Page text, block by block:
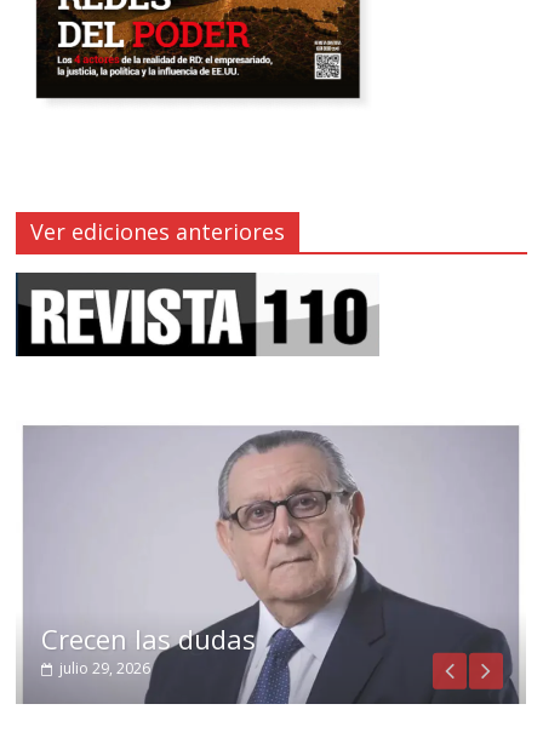
Ver ediciones anteriores
Crecen las dudas
julio 29, 2026